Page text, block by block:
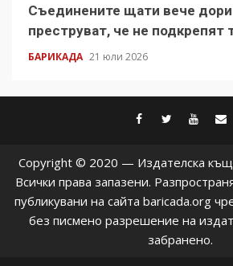
Съединените щати вече дори
преструват, че не подкрепят
БАРИКАДА 21 юли 2026
facebook
twitter
Copyright © 2020 — Издателска
Всички права запазени.
публикувани на сайта baricada.org
без писмено разрешение на
забранено.